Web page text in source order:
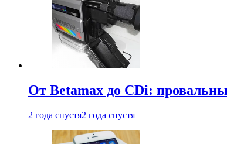
От Betamax до CDi:
2 года спустя2 года спустя